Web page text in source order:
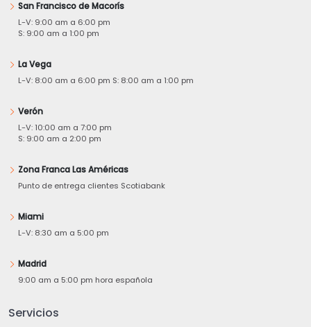
San Francisco de Macorís
L-V: 9:00 am a 6:00 pm
S: 9:00 am a 1:00 pm
La Vega
L-V: 8:00 am a 6:00 pm S: 8:00 am a 1:00 pm
Verón
L-V: 10:00 am a 7:00 pm
S: 9:00 am a 2:00 pm
Zona Franca Las Américas
Punto de entrega clientes Scotiabank
Miami
L-V: 8:30 am a 5:00 pm
Madrid
9:00 am a 5:00 pm hora española
Servicios